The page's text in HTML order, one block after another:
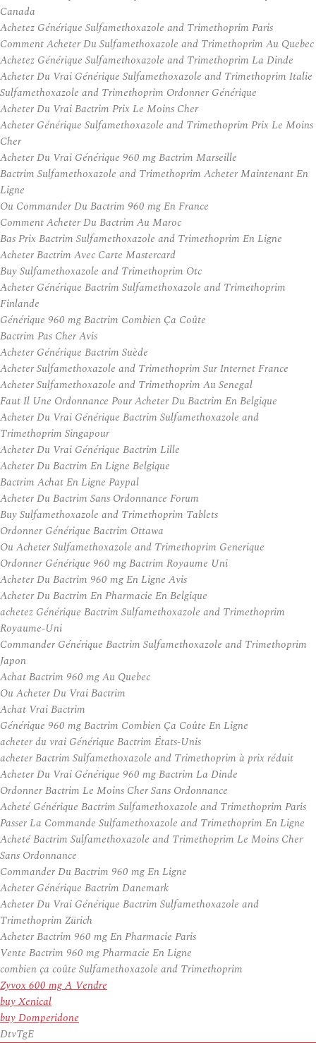
Canada
Achetez Générique Sulfamethoxazole and Trimethoprim Paris
Comment Acheter Du Sulfamethoxazole and Trimethoprim Au Quebec
Achetez Générique Sulfamethoxazole and Trimethoprim La Dinde
Acheter Du Vrai Générique Sulfamethoxazole and Trimethoprim Italie
Sulfamethoxazole and Trimethoprim Ordonner Générique
Acheter Du Vrai Bactrim Prix Le Moins Cher
Acheter Générique Sulfamethoxazole and Trimethoprim Prix Le Moins
Cher
Acheter Du Vrai Générique 960 mg Bactrim Marseille
Bactrim Sulfamethoxazole and Trimethoprim Acheter Maintenant En
Ligne
Ou Commander Du Bactrim 960 mg En France
Comment Acheter Du Bactrim Au Maroc
Bas Prix Bactrim Sulfamethoxazole and Trimethoprim En Ligne
Acheter Bactrim Avec Carte Mastercard
Buy Sulfamethoxazole and Trimethoprim Otc
Acheter Générique Bactrim Sulfamethoxazole and Trimethoprim
Finlande
Générique 960 mg Bactrim Combien Ça Coûte
Bactrim Pas Cher Avis
Acheter Générique Bactrim Suède
Acheter Sulfamethoxazole and Trimethoprim Sur Internet France
Acheter Sulfamethoxazole and Trimethoprim Au Senegal
Faut Il Une Ordonnance Pour Acheter Du Bactrim En Belgique
Acheter Du Vrai Générique Bactrim Sulfamethoxazole and
Trimethoprim Singapour
Acheter Du Vrai Générique Bactrim Lille
Acheter Du Bactrim En Ligne Belgique
Bactrim Achat En Ligne Paypal
Acheter Du Bactrim Sans Ordonnance Forum
Buy Sulfamethoxazole and Trimethoprim Tablets
Ordonner Générique Bactrim Ottawa
Ou Acheter Sulfamethoxazole and Trimethoprim Generique
Ordonner Générique 960 mg Bactrim Royaume Uni
Acheter Du Bactrim 960 mg En Ligne Avis
Acheter Du Bactrim En Pharmacie En Belgique
achetez Générique Bactrim Sulfamethoxazole and Trimethoprim
Royaume-Uni
Commander Générique Bactrim Sulfamethoxazole and Trimethoprim
Japon
Achat Bactrim 960 mg Au Quebec
Ou Acheter Du Vrai Bactrim
Achat Vrai Bactrim
Générique 960 mg Bactrim Combien Ça Coûte En Ligne
acheter du vrai Générique Bactrim États-Unis
acheter Bactrim Sulfamethoxazole and Trimethoprim à prix réduit
Acheter Du Vrai Générique 960 mg Bactrim La Dinde
Ordonner Bactrim Le Moins Cher Sans Ordonnance
Acheté Générique Bactrim Sulfamethoxazole and Trimethoprim Paris
Passer La Commande Sulfamethoxazole and Trimethoprim En Ligne
Acheté Bactrim Sulfamethoxazole and Trimethoprim Le Moins Cher
Sans Ordonnance
Commander Du Bactrim 960 mg En Ligne
Acheter Générique Bactrim Danemark
Acheter Du Vrai Générique Bactrim Sulfamethoxazole and
Trimethoprim Zürich
Acheter Bactrim 960 mg En Pharmacie Paris
Vente Bactrim 960 mg Pharmacie En Ligne
combien ça coûte Sulfamethoxazole and Trimethoprim
Zyvox 600 mg A Vendre
buy Xenical
buy Domperidone
DtvTgE